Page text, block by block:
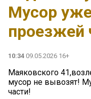
Мусор
проезжей
10:34 09.05.2026 16+
Маяковского
мусор не вывозят!
части!